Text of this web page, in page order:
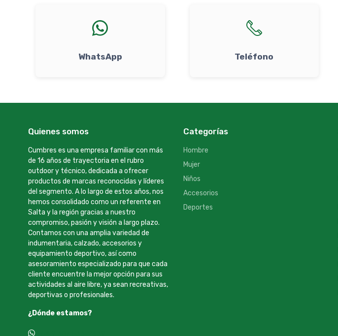
WhatsApp Teléfono
Quienes somos
Cumbres es una empresa familiar con más
de 16 años de trayectoria en el rubro
outdoor y técnico, dedicada a ofrecer
productos de marcas reconocidas y líderes
del segmento. A lo largo de estos años, nos
hemos consolidado como un referente en
Salta y la región gracias a nuestro
compromiso, pasión y visión a largo plazo.
Contamos con una amplia variedad de
indumentaria, calzado, accesorios y
equipamiento deportivo, así como
asesoramiento especializado para que cada
cliente encuentre la mejor opción para sus
actividades al aire libre, ya sean recreativas,
deportivas o profesionales.
¿Dónde estamos?
Categorías
Hombre
Mujer
Niños
Accesorios
Deportes